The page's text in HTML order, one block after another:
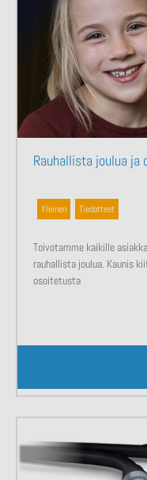
Rauhallista joulua
Yleinen Tiedotteet
Toivotamme kaikille
rauhallista joulua. Kaunis
osoitetusta